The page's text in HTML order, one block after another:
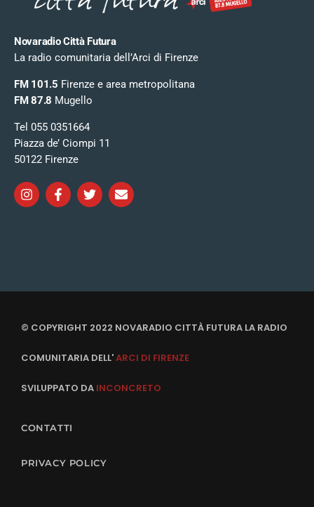
Novaradio Città Futura
La radio comunitaria dell’Arci di Firenze
FM 101.5 Firenze e area metropolitana
FM 87.8 Mugello
Tel 055 0351664
Piazza de’ Ciompi 11
50122 Firenze
© COPYRIGHT 2022 NOVARADIO CITTÀ FUTURA LA RADIO
COMUNITARIA DELL'ARCI DI FIRENZE
SVILUPPATO DA INCONCRETO
CONTATTI
PRIVACY POLICY